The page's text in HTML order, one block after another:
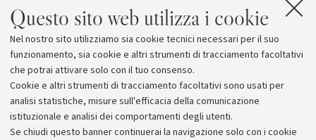
Questo sito web utilizza i cookie
Nel nostro sito utilizziamo sia cookie tecnici necessari per il suo
funzionamento, sia cookie e altri strumenti di tracciamento facoltativi
che potrai attivare solo con il tuo consenso.
Cookie e altri strumenti di tracciamento facoltativi sono usati per
analisi statistiche, misure sull'efficacia della comunicazione
istituzionale e analisi dei comportamenti degli utenti.
Se chiudi questo banner continuerai la navigazione solo con i cookie
Laboratorio di pratiche partecipative del Progetto
ROCK coordinato da Comune e Università di Bologna
e finanziato dal programma per la ricerca e
l'innovazione Horizon 2020 della UE.